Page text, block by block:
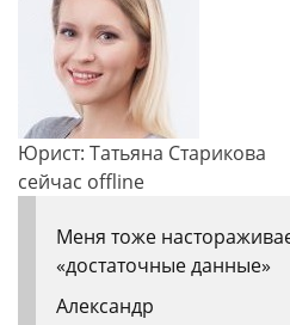
Юрист: Татьяна Старикова
сейчас offline
Меня тоже
«достаточные данные»
Александр